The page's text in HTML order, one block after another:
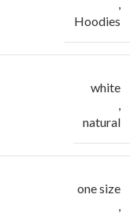
Hoodies
white
natural
one size